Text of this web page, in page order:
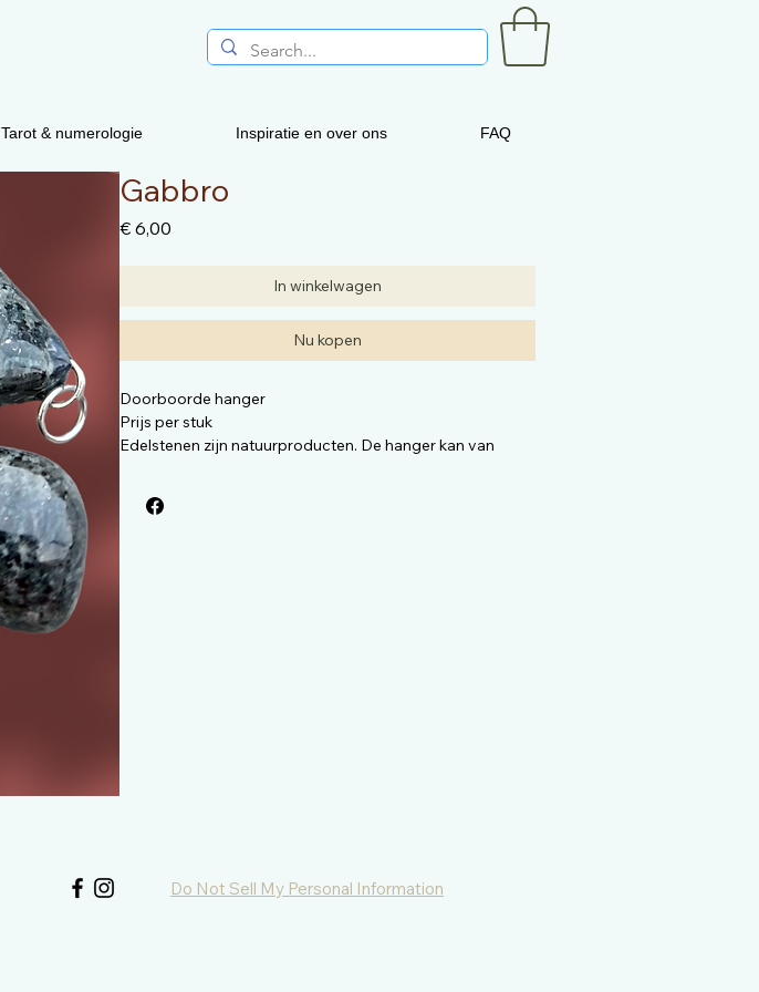
Tarot & numerologie Inspiratie en over ons FAQ
Gabbro
€ 6,00
In winkelwagen
Nu kopen
Doorboorde hanger
Prijs per stuk
Edelstenen zijn natuurproducten. De hanger kan van
Do Not Sell My Personal Information